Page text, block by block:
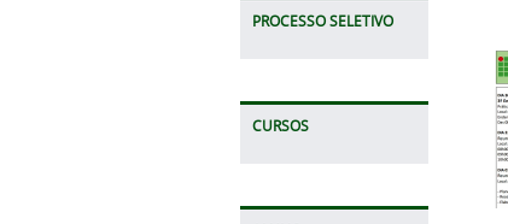
PROCESSO SELETIVO
CURSOS